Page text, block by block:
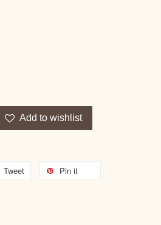
Add to wishlist
Tweet Pin it